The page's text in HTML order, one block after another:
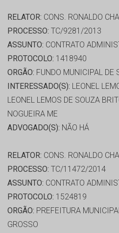
RELATOR: CONS. RONALDO
PROCESSO: TC/9281/2013
ASSUNTO: CONTRATO
PROTOCOLO: 1418940
ORGÃO: FUNDO MUNICIPAL DE
INTERESSADO(S): LEONEL
LEONEL LEMOS DE SOUZA
NOGUEIRA ME
ADVOGADO(S): NÃO HÁ
RELATOR: CONS. RONALDO
PROCESSO: TC/11472/2014
ASSUNTO: CONTRATO
PROTOCOLO: 1524819
ORGÃO: PREFEITURA
GROSSO